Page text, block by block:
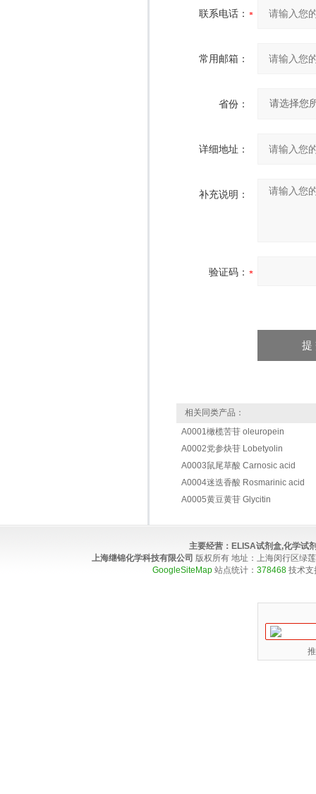
联系电话：
常用邮箱：
省份：
详细地址：
补充说明：
验证码：
相关同类产品：
A0001橄榄苦苷 oleuropein
A0002党参炔苷 Lobetyolin
A0003鼠尾草酸 Carnosic acid
A0004迷迭香酸 Rosmarinic acid
A0005黄豆黄苷 Glycitin
主要经营： ELISA试剂盒,化学试
上海继锦化学科技有限公司 版权所有 地址：上海闵行区绿
GoogleSiteMap 站点统计： 378468 技术支